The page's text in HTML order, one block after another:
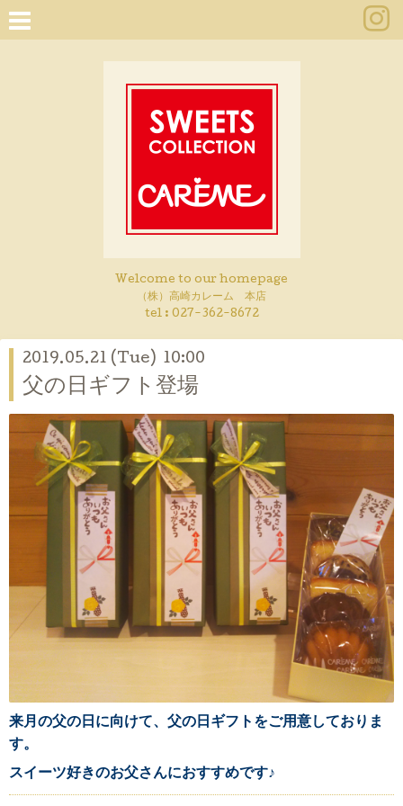
Welcome to our homepage
（株）高崎カレーム 本店
tel : 027-362-8672
2019.05.21 (Tue) 10:00
父の日ギフト登場
来月の父の日に向けて、父の日ギフトをご用意しておりま
す。
スイーツ好きのお父さんにおすすめです♪